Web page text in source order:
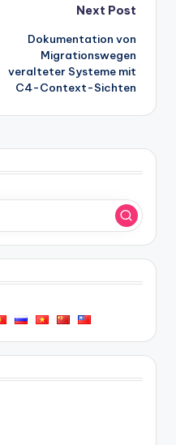
Next Post
Dokumentation von
Migrationswegen
veralteter Systeme mit
C4-Context-Sichten